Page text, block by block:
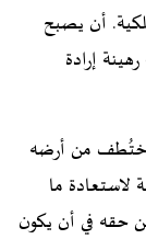
أن يصبح
إرادة
من أرضه
لاستعادة ما
حقه في أن يكون